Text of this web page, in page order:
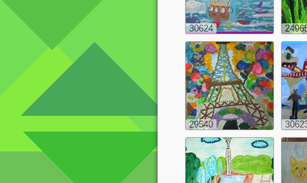
30624
29540